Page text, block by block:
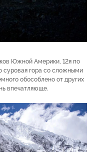
Южной Америки, 12я по
суровая гора со сложными
обособлено от других
впечатляюще.